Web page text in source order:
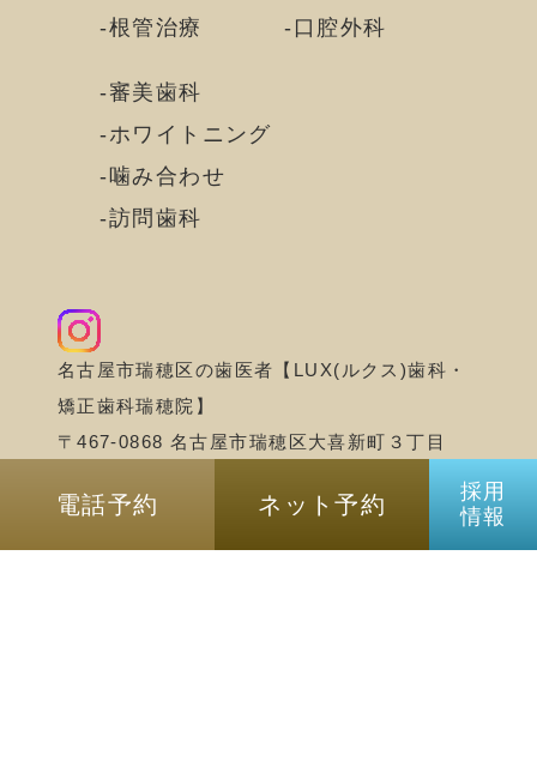
根管治療
口腔外科
審美歯科
ホワイトニング
噛み合わせ
訪問歯科
名古屋市瑞穂区の歯医者【LUX(ルクス)歯科・
矯正歯科瑞穂院】
〒467-0868 名古屋市瑞穂区大喜新町３丁目
©名古屋市瑞穂区の歯医者｜LUX(ルクス)歯
電話予約 ネット予約
採用
情報